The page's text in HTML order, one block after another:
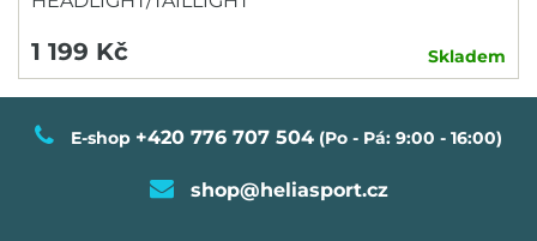
1 199 Kč Skladem
E-shop +420 776 707 504 (Po - Pá: 9:00 - 16:00)
shop@heliasport.cz